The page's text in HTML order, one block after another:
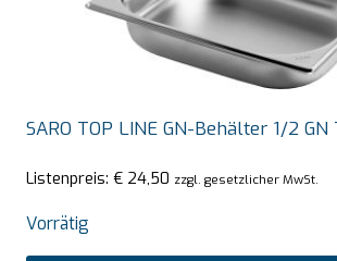
SARO TOP LINE GN-Behälter 1/2
Listenpreis: € 24,50 zzgl. gesetzlicher MwSt.
Vorrätig